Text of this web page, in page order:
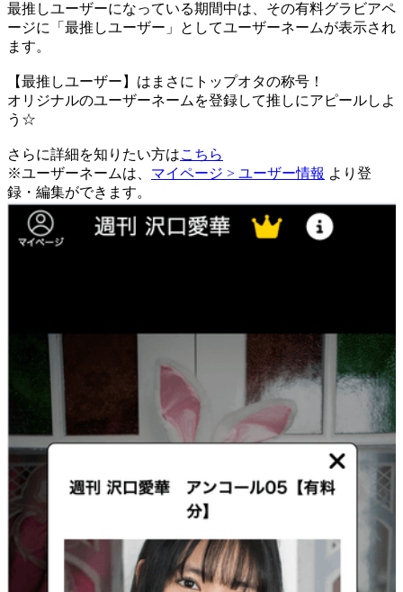
最推しユーザーになっている期間中は、 その有料グラビアペ
ージに「最推しユーザー」としてユーザーネームが表示され
ます。
【最推しユーザー】はまさにトップオタの称号！
オリジナルのユーザーネームを登録して推しにアピールしよ
う☆
さらに詳細を知りたい方はこちら
※ユーザーネームは、 マイページ > ユーザー情報 より登
録・編集ができます。